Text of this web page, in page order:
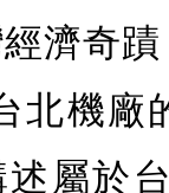
濟奇
北機廠
屬於